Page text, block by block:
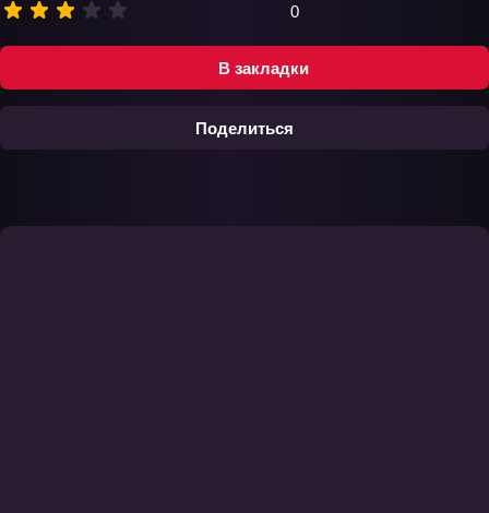
В закладки
Поделиться
0